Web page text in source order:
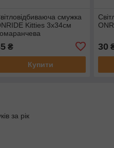
смужка
Kitties 3x34см
₴
Купити
30
за рік